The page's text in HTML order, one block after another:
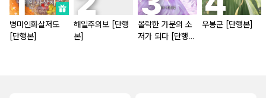
병미인화살저도
[단행본]
해일주의보 [단행
본]
몰락한 가문의 소
저가 되다 [단행
우봉군 [단행본]